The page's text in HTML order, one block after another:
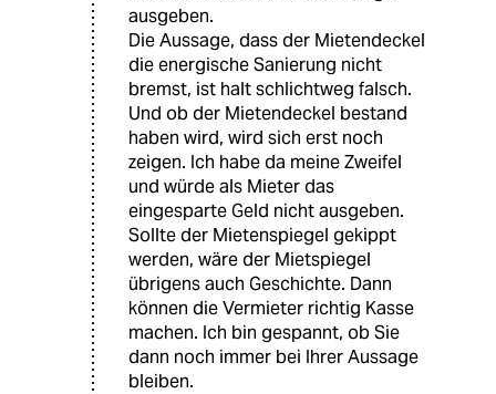
ausgeben.
Die Aussage, dass der Mietendeckel
die energische Sanierung nicht
bremst, ist halt schlichtweg falsch.
Und ob der Mietendeckel bestand
haben wird, wird sich erst noch
zeigen. Ich habe da meine Zweifel
und würde als Mieter das
eingesparte Geld nicht ausgeben.
Sollte der Mietenspiegel gekippt
werden, wäre der Mietspiegel
übrigens auch Geschichte. Dann
können die Vermieter richtig Kasse
machen. Ich bin gespannt, ob Sie
dann noch immer bei Ihrer Aussage
bleiben.